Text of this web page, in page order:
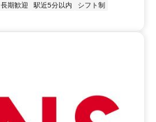
長期歓迎 駅近5分以内
シフト制